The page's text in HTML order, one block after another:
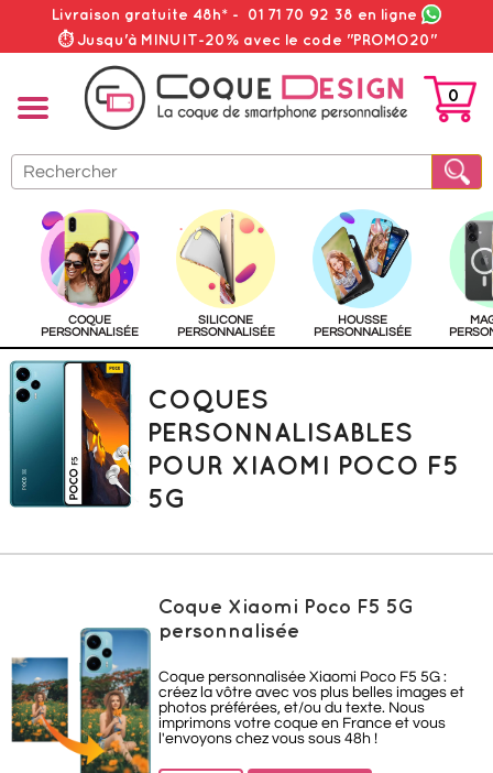
Livraison gratuite 48h* - 01 71 70 92 38 en ligne
⏱ Jusqu'à MINUIT-20% avec le code "PROMO20"
PANIER
0
COQUE
PERSONNALISÉE
SILICONE
PERSONNALISÉE
HOUSSE
PERSONNALISÉE
COQUES
PERSONNALISABLES
POUR XIAOMI POCO F5
5G
Coque Xiaomi Poco F5 5G
personnalisée
Coque personnalisée Xiaomi Poco F5 5G :
créez la vôtre avec vos plus belles images et
photos préférées, et/ou du texte. Nous
imprimons votre coque en France et vous
l'envoyons chez vous sous 48h !